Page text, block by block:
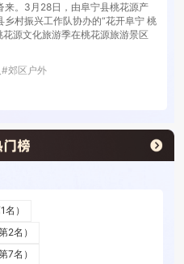
来。3月28日，由阜宁县桃花源产
村振兴工作队协办的“花开阜宁 桃
源文化旅游季在桃花源旅游景区
#郊区户外
1名）
2名）
7名）